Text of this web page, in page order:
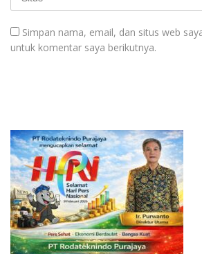
Simpan nama, email, dan situs web
untuk komentar saya berikutnya.